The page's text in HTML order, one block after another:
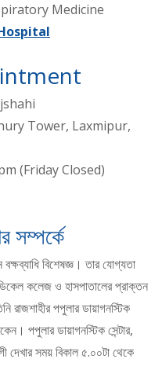
Medicine
Tower, Laxmipur,
(Friday Closed)
সম্পর্কে
বিশেষজ্ঞ। তার যোগ্যতা
কলেজ ও হাসপাতালের প্রাক্তন
রাজশাহীর পপুলার ডায়াগনস্টিক
পপুলার ডায়াগনস্টিক সেন্টার,
দেখার সময় বিকাল ৫.০০টা থেকে